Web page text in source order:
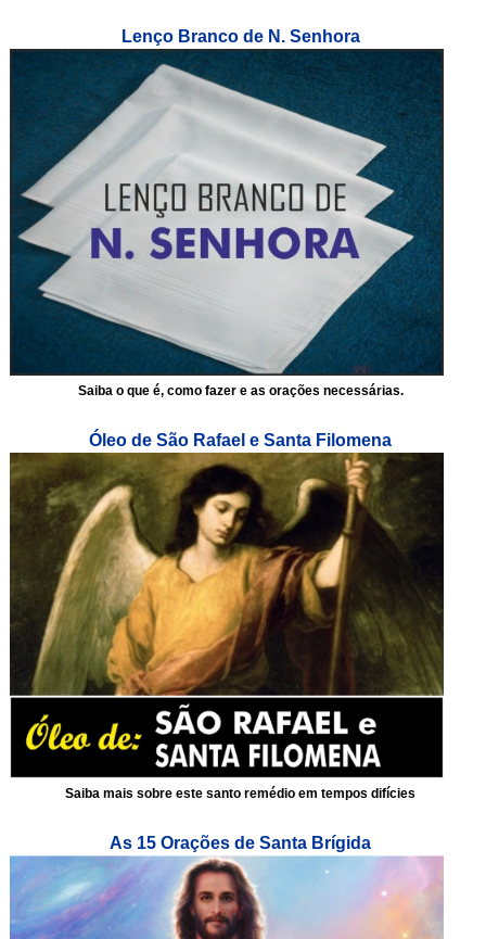
Lenço Branco de N. Senhora
Saiba o que é, como fazer e as orações necessárias.
Óleo de São Rafael e Santa Filomena
Saiba mais sobre este santo remédio em tempos difícies
As 15 Orações de Santa Brígida